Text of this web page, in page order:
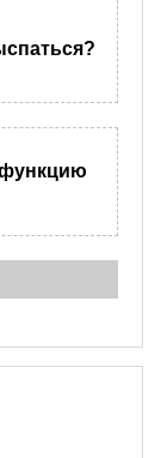
функцию